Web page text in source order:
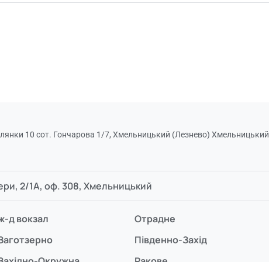
10 сот. Гончарова 1/7, Хмельницький (Лезнево) Хмельницький
2/1А, оф. 308, Хмельницький
д вокзал
Отрадне
Південно-Захід